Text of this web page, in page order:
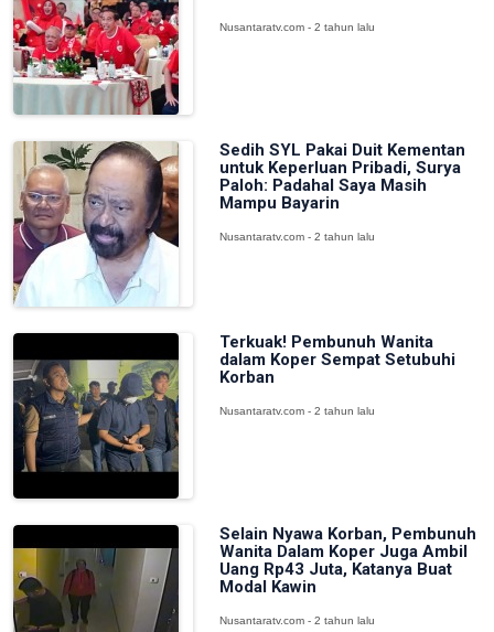
Nusantaratv.com - 2 tahun lalu
Sedih SYL Pakai Duit Kementan
untuk Keperluan Pribadi, Surya
Paloh: Padahal Saya Masih
Mampu Bayarin
Nusantaratv.com - 2 tahun lalu
Terkuak! Pembunuh Wanita
dalam Koper Sempat Setubuhi
Korban
Nusantaratv.com - 2 tahun lalu
Selain Nyawa Korban, Pembunuh
Wanita Dalam Koper Juga Ambil
Uang Rp43 Juta, Katanya Buat
Modal Kawin
Nusantaratv.com - 2 tahun lalu